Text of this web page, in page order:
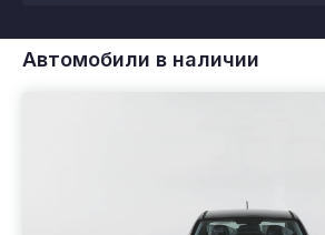
Автомобили в наличии